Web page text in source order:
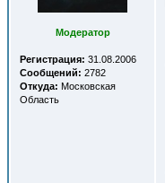
Модератор
Регистрация: 31.08.2006
Сообщений: 2782
Откуда: Московская
Область